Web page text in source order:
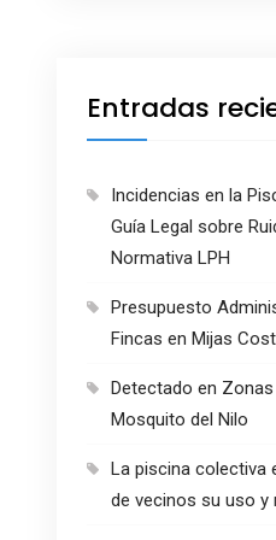
Entradas
Incidencias en la
Guía Legal sobre
Normativa LPH
Presupuesto
Fincas en Mijas
Detectado en
Mosquito del Nilo
La piscina colectiva
de vecinos su uso y